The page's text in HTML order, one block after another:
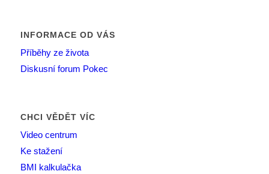
INFORMACE OD VÁS
Příběhy ze života
Diskusní forum Pokec
CHCI VĚDĚT VÍC
Video centrum
Ke stažení
BMI kalkulačka